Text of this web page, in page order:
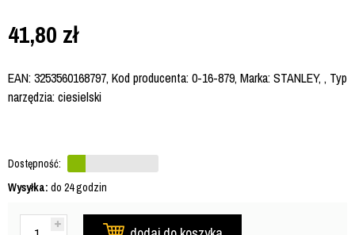
41,80 zł
EAN: 3253560168797, Kod producenta: 0-16-879, Marka: STANLEY, , Typ
narzędzia: ciesielski
Dostępność:
Wysyłka: do 24 godzin